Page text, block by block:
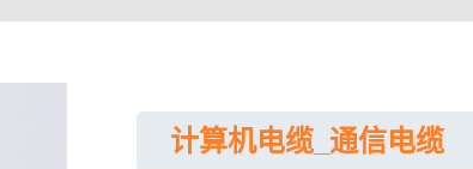
计算机电缆_通信电缆